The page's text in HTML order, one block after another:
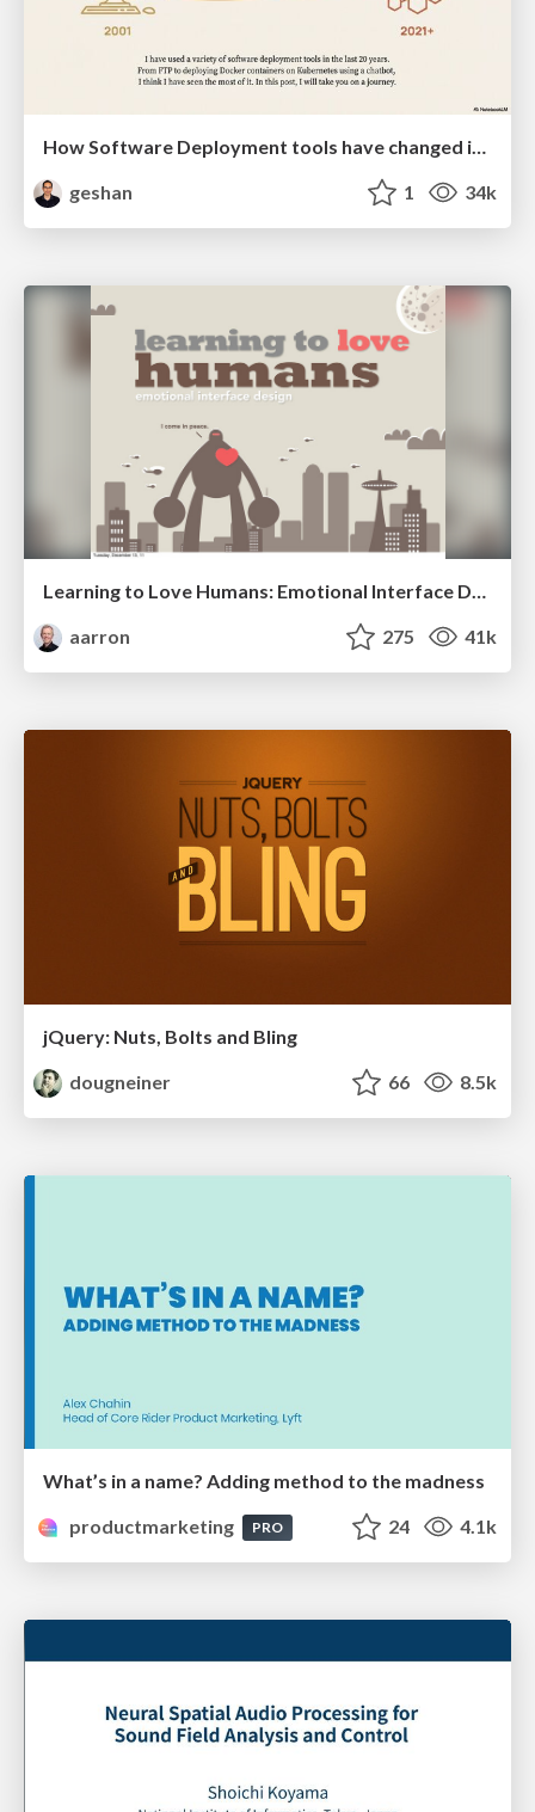
How Software Deployment tools have changed in the past 20 years
geshan
1 34k
Learning to Love Humans: Emotional Interface Design
aarron
275 41k
jQuery: Nuts, Bolts and Bling
dougneiner
66 8.5k
What’s in a name? Adding method to the madness
productmarketing
PRO 24 4.1k